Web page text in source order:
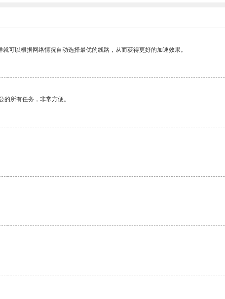
可以根据网络情况自动选择最优的线路，从而获得更好的加速效果。
所有任务，非常方便。